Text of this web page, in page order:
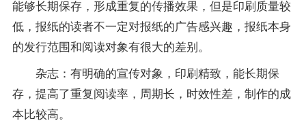
能够长期保存，形成重复的传播效果，但是印刷质量较
低，报纸的读者不一定对报纸的广告感兴趣，报纸本身
的发行范围和阅读对象有很大的差别。
杂志：有明确的宣传对象，印刷精致，能长期保
存，提高了重复阅读率，周期长，时效性差，制作的成
本比较高。